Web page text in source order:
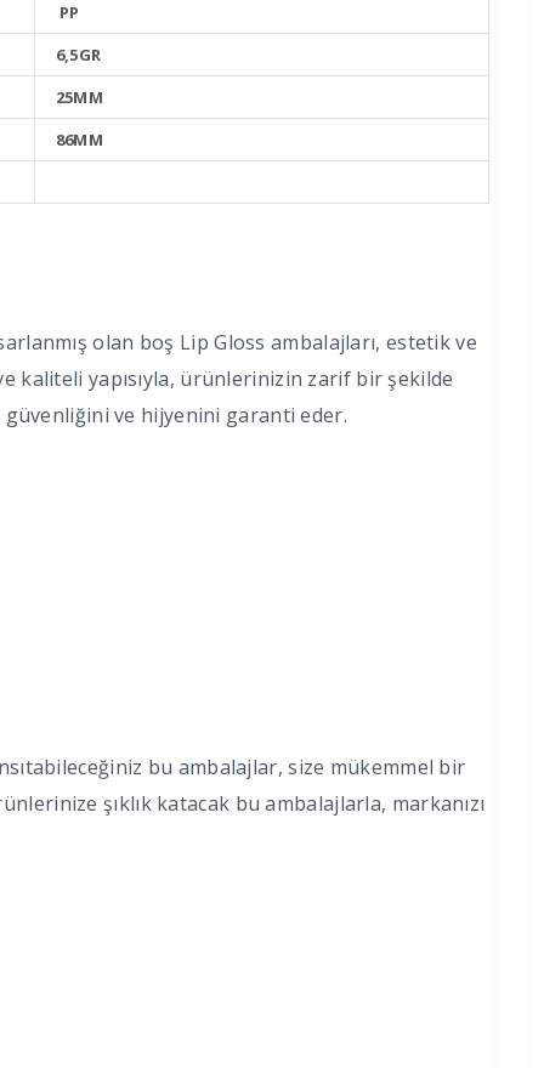
PP
6,5GR
25MM
86MM
olan boş Lip Gloss ambalajları, estetik ve
kaliteli yapısıyla, ürünlerinizin zarif bir şekilde
güvenliğini ve hijyenini garanti eder.
bu ambalajlar, size mükemmel bir
şıklık katacak bu ambalajlarla, markanızı